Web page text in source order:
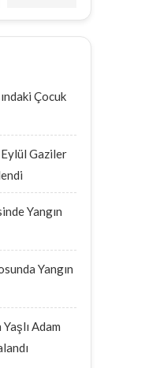
Çocuk
Gaziler
Yangın
Yangın
Adam